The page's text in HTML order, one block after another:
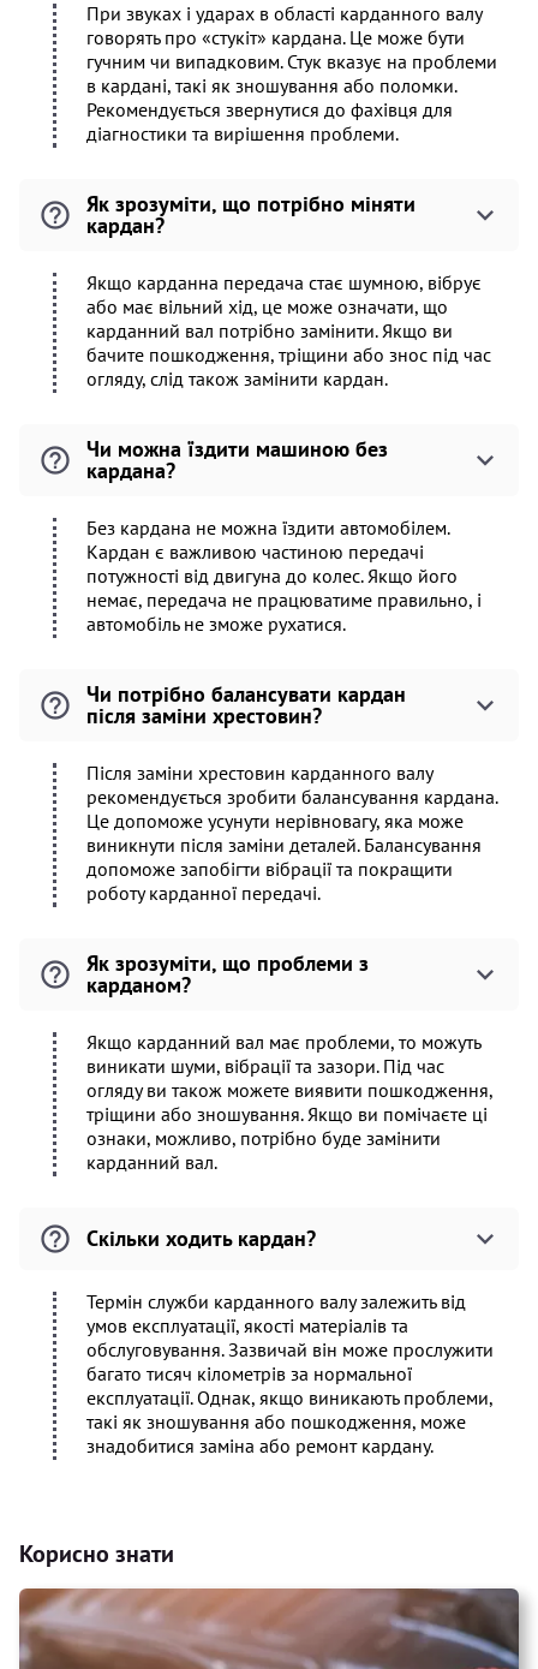
При звуках і ударах в області карданного валу
говорять про «стукіт» кардана. Це може бути
гучним чи випадковим. Стук вказує на проблеми
в кардані, такі як зношування або поломки.
Рекомендується звернутися до фахівця для
діагностики та вирішення проблеми.
Як зрозуміти, що потрібно міняти
кардан?
Якщо карданна передача стає шумною, вібрує
або має вільний хід, це може означати, що
карданний вал потрібно замінити. Якщо ви
бачите пошкодження, тріщини або знос під час
огляду, слід також замінити кардан.
Чи можна їздити машиною без
кардана?
Без кардана не можна їздити автомобілем.
Кардан є важливою частиною передачі
потужності від двигуна до колес. Якщо його
немає, передача не працюватиме правильно, і
автомобіль не зможе рухатися.
Чи потрібно балансувати кардан
після заміни хрестовин?
Після заміни хрестовин карданного валу
рекомендується зробити балансування кардана.
Це допоможе усунути нерівновагу, яка може
виникнути після заміни деталей. Балансування
допоможе запобігти вібрації та покращити
роботу карданної передачі.
Як зрозуміти, що проблеми з
карданом?
Якщо карданний вал має проблеми, то можуть
виникати шуми, вібрації та зазори. Під час
огляду ви також можете виявити пошкодження,
тріщини або зношування. Якщо ви помічаєте ці
ознаки, можливо, потрібно буде замінити
карданний вал.
Скільки ходить кардан?
Термін служби карданного валу залежить від
умов експлуатації, якості матеріалів та
обслуговування. Зазвичай він може прослужити
багато тисяч кілометрів за нормальної
експлуатації. Однак, якщо виникають проблеми,
такі як зношування або пошкодження, може
знадобитися заміна або ремонт кардану.
Корисно знати